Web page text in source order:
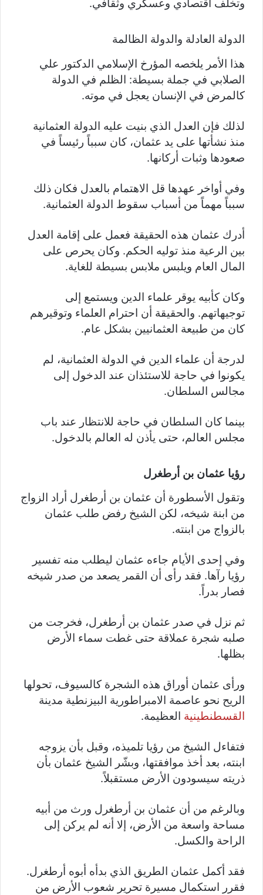
وتخلف اقتصادي وعسكري وثقافي.
الدولة العادلة والدولة الظالمة
هذا الأمر يلخصه المؤرخ الإسلامي الدكتور علي
الصلابي في جملة بسيطة: الظلم في الدولة
كالمرض في الإنسان يعجل في موته.
لذلك فإن العدل الذي بنيت عليه الدولة العثمانية
منذ نشأتها على يد عثمان، كان سبباً رئيساً في
صعودها وثبات أركانها.
وفي أواخر عهدها قل الاهتمام بالعدل فكان ذلك
سبباً مهماً من أسباب سقوط الدولة العثمانية.
أدرك عثمان هذه الحقيقة فعمل على إقامة العدل
بين الرعية منذ توليه الحكم. وكان يحرص على
المال العام ويلبس ملابس بسيطة للغاية.
وكان كأبيه يوقر علماء الدين ويستمع إلى
توجيهاتهم. والحقيقة أن احترام العلماء وتوقيرهم
كان من طبيعة العثمانيين بشكل عام.
لدرجة أن علماء الدين في الدولة العثمانية، لم
يكونوا في حاجة للاستئذان عند الدخول إلى
مجالس السلطان.
بينما كان السلطان في حاجة للانتظار عند باب
مجلس العالم، حتى يأذن له العالم بالدخول.
رؤيا عثمان بن أرطغرل
وتقول الأسطورة أن عثمان بن أرطغرل أراد الزواج
من ابنة شيخه، لكن الشيخ رفض طلب عثمان
بالزواج من ابنته.
وفي إحدى الأيام جاءه عثمان ليطلب منه تفسير
رؤيا رآها. فقد رأى أن القمر يصعد من صدر شيخه
فصار بدراً.
ثم نزل في صدر عثمان بن أرطغرل، فخرجت من
صلبه شجرة عملاقة حتى غطت سماء الأرض
بظلها.
ورأى عثمان أوراق هذه الشجرة كالسيوف، تحولها
الريح نحو عاصمة الامبراطورية البيزنطية مدينة
القسطنطينية العظيمة.
فتفاءل الشيخ من رؤيا تلميذه، وقبل بأن يزوجه
ابنته، بعد أخذ موافقتها، وبشّر الشيخ عثمان بأن
ذريته سيسودون الأرض مستقبلاً.
وبالرغم من أن عثمان بن أرطغرل ورث من أبيه
مساحة واسعة من الأرض، إلا أنه لم يركن إلى
الراحة والكسل.
فقد أكمل عثمان الطريق الذي بدأه أبوه أرطغرل.
فقرر استكمال مسيرة تحرير شعوب الأرض من